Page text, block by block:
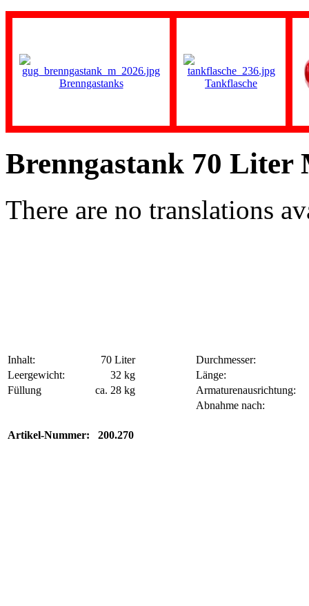
Brenngastanks Tankflasche
Brenngastank 70 Liter
There are no translations
Inhalt: 70 Liter
Durchmesser:
Leergewicht:
32 kg
Länge:
Füllung
ca. 28 kg
Armaturenausrichtung:
Abnahme nach:
Artikel-Nummer: 200.270